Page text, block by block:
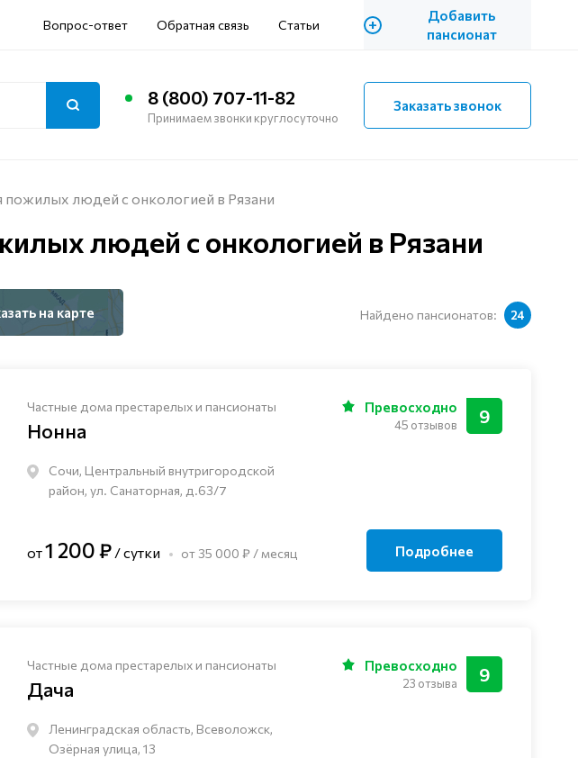
Вопрос-ответ Обратная связь Статьи +
Добавить
пансионат
8 (800) 707-11-82
Принимаем звонки круглосуточно
Заказать звонок
пожилых людей с онкологией в Рязани
людей с онкологией в Рязани
на карте Найдено пансионатов: 24
Частные дома престарелых и пансионаты
Нонна
Сочи, Центральный внутригородской
район, ул. Санаторная, д.63/7
9
Превосходно
45 отзывов
от1 200 ₽ / сутки от 35 000 ₽ / месяц Подробнее
Частные дома престарелых и пансионаты
Дача
Ленинградская область, Всеволожск,
Озёрная улица, 13
9
Превосходно
23 отзыва